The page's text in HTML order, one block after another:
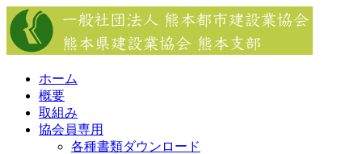
Skip
to
content
ホーム
概要
取組み
協会員専用
各種書類ダウンロード